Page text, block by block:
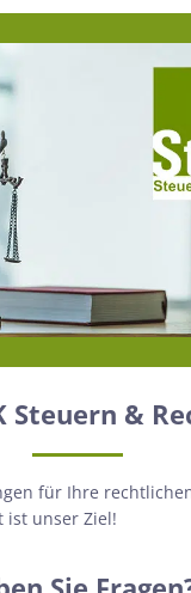
Steuern &
für Ihre
ist unser Ziel!